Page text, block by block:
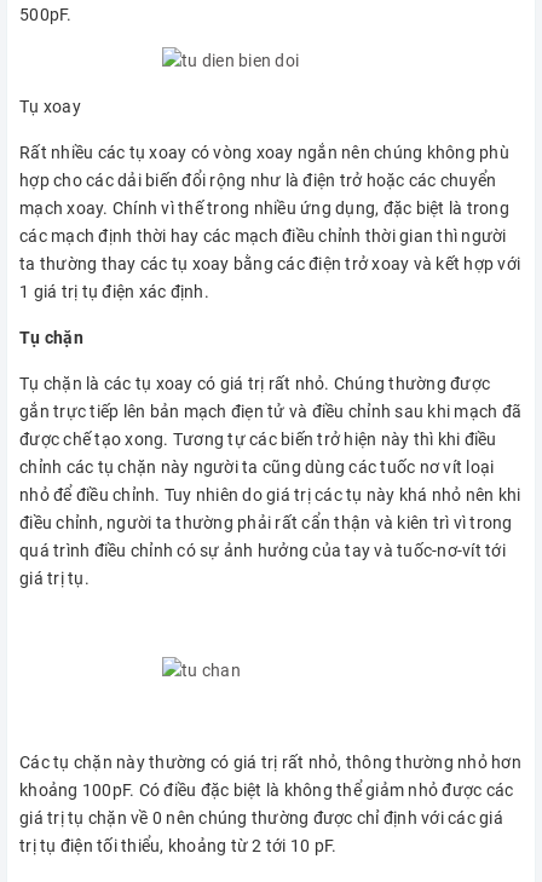
500pF.
Tụ xoay
Rất nhiều các tụ xoay có vòng xoay ngắn nên chúng không phù
hợp cho các dải biến đổi rộng như là điện trở hoặc các chuyển
mạch xoay. Chính vì thế trong nhiều ứng dụng, đặc biệt là trong
các mạch định thời hay các mạch điều chỉnh thời gian thì người
ta thường thay các tụ xoay bằng các điện trở xoay và kết hợp với
1 giá trị tụ điện xác định.
Tụ chặn
Tụ chặn là các tụ xoay có giá trị rất nhỏ. Chúng thường được
gắn trực tiếp lên bản mạch điẹn tử và điều chỉnh sau khi mạch đã
được chế tạo xong. Tương tự các biến trở hiện này thì khi điều
chỉnh các tụ chặn này người ta cũng dùng các tuốc nơ vít loại
nhỏ để điều chỉnh. Tuy nhiên do giá trị các tụ này khá nhỏ nên khi
điều chỉnh, người ta thường phải rất cẩn thận và kiên trì vì trong
quá trình điều chỉnh có sự ảnh hưởng của tay và tuốc-nơ-vít tới
giá trị tụ.
Các tụ chặn này thường có giá trị rất nhỏ, thông thường nhỏ hơn
khoảng 100pF. Có điều đặc biệt là không thể giảm nhỏ được các
giá trị tụ chặn về 0 nên chúng thường được chỉ định với các giá
trị tụ điện tối thiểu, khoảng từ 2 tới 10 pF.